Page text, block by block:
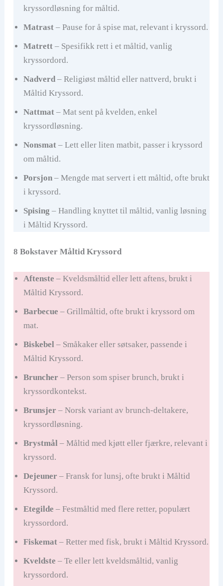
kryssordløsning for måltid.
Matrast– Pause for å spise mat, relevant i kryssord.
Matrett– Spesifikk rett i et måltid, vanlig
kryssordord.
Nadverd– Religiøst måltid eller nattverd, brukt i
Måltid Kryssord.
Nattmat– Mat sent på kvelden, enkel
kryssordløsning.
Nonsmat– Lett eller liten matbit, passer i kryssord
om måltid.
Porsjon– Mengde mat servert i ett måltid, ofte brukt
i kryssord.
Spising – Handling knyttet til måltid, vanlig løsning
i Måltid Kryssord.
8 Bokstaver Måltid Kryssord
Aftenste – Kveldsmåltid eller lett aftens, brukt i
Måltid Kryssord.
Barbecue – Grillmåltid, ofte brukt i kryssord om
mat.
Biskebel– Småkaker eller søtsaker, passende i
Måltid Kryssord.
Bruncher – Person som spiser brunch, brukt i
kryssordkontekst.
Brunsjer – Norsk variant av brunch-deltakere,
kryssordløsning.
Brystmål– Måltid med kjøtt eller fjærkre, relevant i
kryssord.
Dejeuner – Fransk for lunsj, ofte brukt i Måltid
Kryssord.
Etegilde – Festmåltid med flere retter, populært
kryssordord.
Fiskemat– Retter med fisk, brukt i Måltid Kryssord.
Kveldste – Te eller lett kveldsmåltid, vanlig
kryssordord.